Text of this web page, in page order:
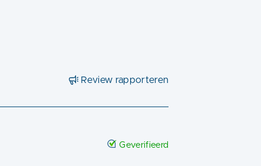
Review rapporteren
Geverifieerd